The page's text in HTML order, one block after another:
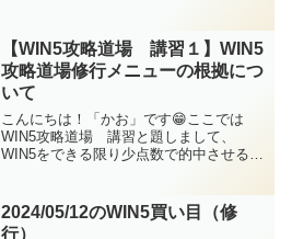
す。少点数でWIN５を当てるための手順
まず初めに私が現時点で...
【WIN5攻略道場 講習１】WIN5
攻略道場修行メニューの根拠につ
いて
こんにちは！「かお」です😁ここでは
WIN5攻略道場 講習と題しまして、
WIN5をできる限り少点数で的中させるた
てきます。今回は第1回目ということで、
そもそも今行っている...
2024/05/12のWIN5買い目（修
行）